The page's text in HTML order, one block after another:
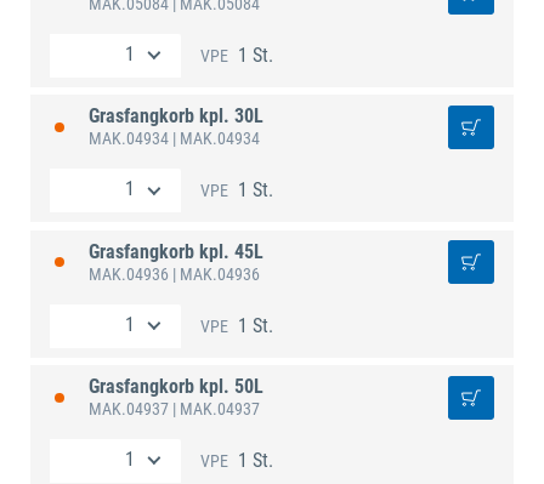
VPE 1 St.
Grasfangkorb kpl. 30L
MAK.04934 | MAK.04934
VPE 1 St.
Grasfangkorb kpl. 45L
MAK.04936 | MAK.04936
VPE 1 St.
Grasfangkorb kpl. 50L
MAK.04937 | MAK.04937
VPE 1 St.